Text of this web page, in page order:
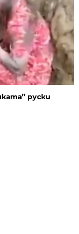
руски